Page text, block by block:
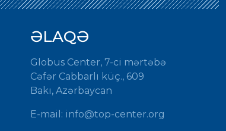
ƏLAQƏ
Globus Center, 7-ci mərtəbə
Cəfər Cabbarlı küç., 609
Bakı, Azərbaycan
E-mail: info@top-center.org